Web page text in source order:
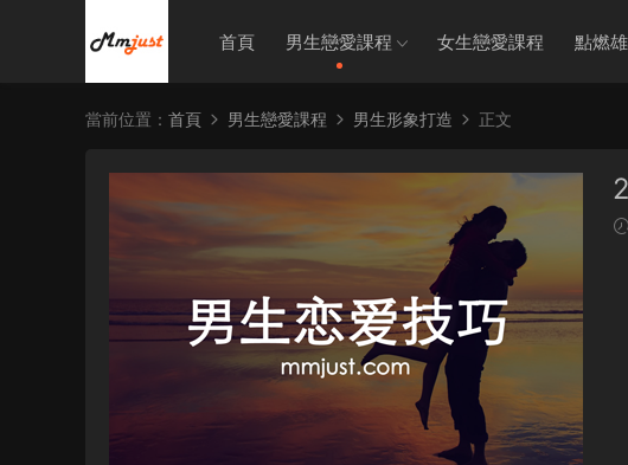
首頁 男生戀愛課程 女生戀愛課程 點燃
當前位置： 首頁 男生戀愛課程 男生形象打造 正文